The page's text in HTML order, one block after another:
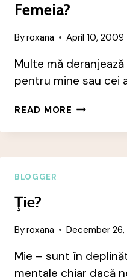
Femeia?
Byroxana April 10, 2009
Multe mă
pentru mine sau cei
READ MORE DE
NU
RESPECTĂ
BLOGGER
Ţie?
Byroxana December
Mie – sunt în
mentale chiar dacă